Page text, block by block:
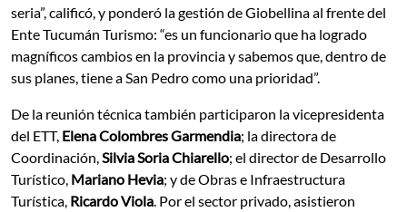
seria”, calificó, y ponderó la gestión de Giobellina al frente del
Ente Tucumán Turismo: “es un funcionario que ha logrado
magníficos cambios en la provincia y sabemos que, dentro de
sus planes, tiene a San Pedro como una prioridad”.
De la reunión técnica también participaron la vicepresidenta
del ETT, Elena Colombres Garmendia; la directora de
Coordinación,Silvia Soria Chiarello; el director de Desarrollo
Turístico, Mariano Hevia; y de Obras e Infraestructura
Turística, Ricardo Viola. Por el sector privado, asistieron